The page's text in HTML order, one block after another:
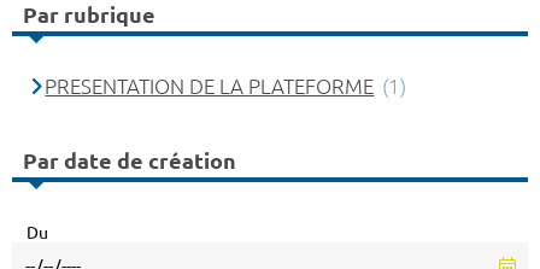
Par rubrique
PRESENTATION DE LA PLATEFORME (1)
Par date de création
Du